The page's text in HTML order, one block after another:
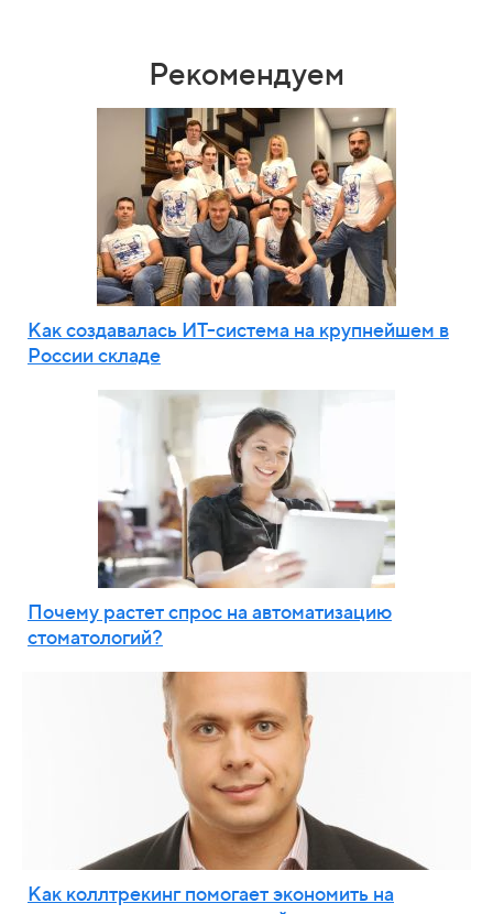
Рекомендуем
Как создавалась ИТ-система на крупнейшем в
России складе
Почему растет спрос на автоматизацию
стоматологий?
Как коллтрекинг помогает экономить на